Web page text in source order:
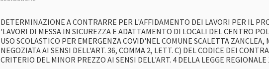
DETERMINAZIONE A CONTRARRE PER L'AFFIDAMENTO DEI LAVORI PER IL
'LAVORI DI MESSA IN SICUREZZA E ADATTAMENTO DI LOCALI DEL CENTRO
USO SCOLASTICO PER EMERGENZA COVID'NEL COMUNE SCALETTA
NEGOZIATA AI SENSI DELL'ART. 36, COMMA 2, LETT. C) DEL CODICE DEI
CRITERIO DEL MINOR PREZZO AI SENSI DELL'ART. 4 DELLA LEGGE